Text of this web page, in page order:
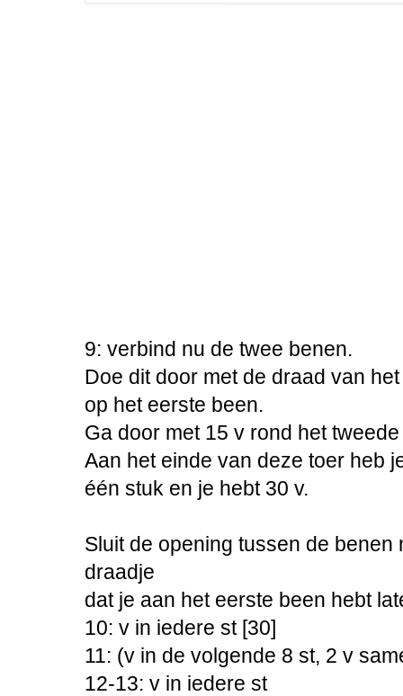
9: verbind nu de twee benen.
Doe dit door met de draad van
op het eerste been.
Ga door met 15 v rond het
Aan het einde van deze toer heb
één stuk en je hebt 30 v.
Sluit de opening tussen de benen
draadje
dat je aan het eerste been hebt
10: v in iedere st [30]
11: (v in de volgende 8 st, 2 v
12-13: v in iedere st